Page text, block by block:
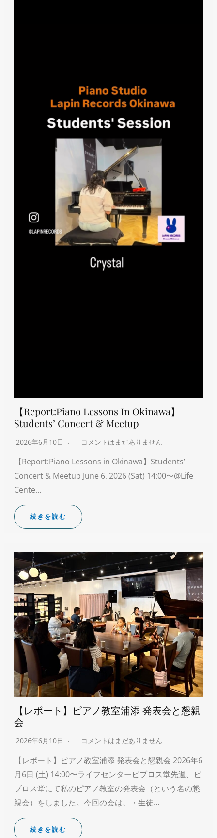
【Report:Piano Lessons In Okinawa】
Students’ Concert & Meetup
2026年6月10日 コメントはまだありません
【Report:Piano Lessons in Okinawa】Students’
Concert & Meetup June 6, 2026 (Sat) 14:00〜@Life
Cente…
続きを読む
【レポート】ピアノ教室浦添 発表会と懇親
会
2026年6月10日 コメントはまだありません
【レポート】ピアノ教室浦添 発表会と懇親会 2026年6
月6日 (土) 14:00〜ライフセンタービブロス堂先週、ビ
ブロス堂にて私のピアノ教室の発表会（という名の懇
親会）をしました。今回の会は、・生徒…
続きを読む